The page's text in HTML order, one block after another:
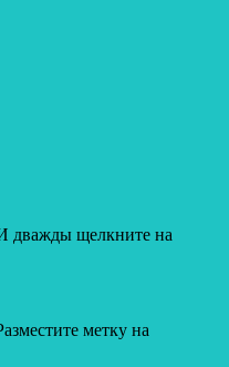
дважды щелкните на
метку на